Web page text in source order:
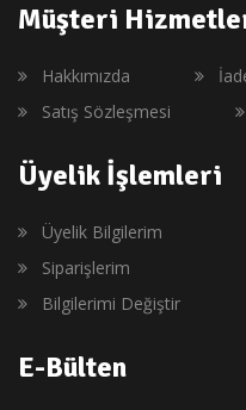
Müşteri
Hakkımızda
Satış Sözleşmesi
Üyelik İşlemleri
Üyelik Bilgilerim
Siparişlerim
Bilgilerimi Değiştir
E-Bülten